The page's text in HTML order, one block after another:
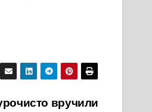
вручили